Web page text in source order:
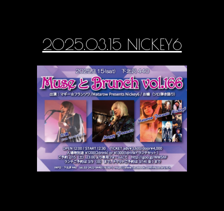
2025.03.15 NICKEY6